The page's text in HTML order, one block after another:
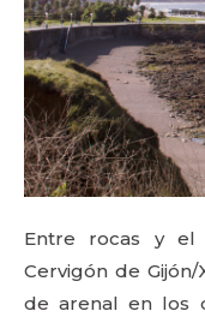
Entre rocas y el
Cervigón de
de arenal en los